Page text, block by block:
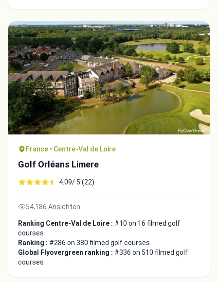
France • Centre-Val de Loire
Golf Orléans Limere
4.09/ 5 (22)
54,186 Ansichten
Ranking Centre-Val de Loire : #10 on 16 filmed golf
courses
Ranking : #286 on 380 filmed golf courses
Global Flyovergreen ranking : #336 on 510 filmed golf
courses